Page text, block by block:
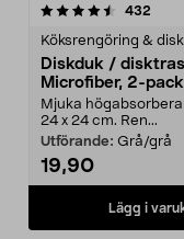
432
Köksrengöring & disk
Diskduk /
Microfiber, 2-pack
Mjuka
24 x 24 cm. Ren...
Utförande: Grå/grå
19,90
Lägg i
4.5 av 5